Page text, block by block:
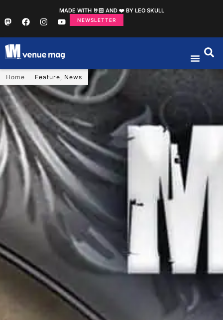
MADE WITH 🤘🏻 AND ❤️ BY LEO SKULL
NEWSLETTER
Home Feature, News